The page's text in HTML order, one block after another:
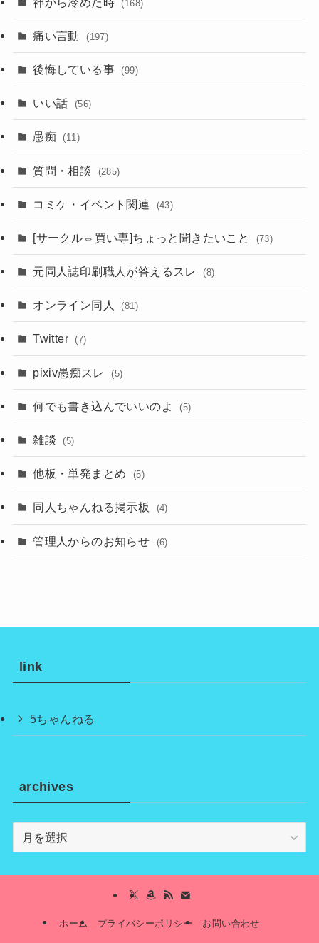
(168)
痛い言動 (197)
後悔している事 (99)
いい話 (56)
愚痴 (11)
質問・相談 (285)
コミケ・イベント関連 (43)
[サークル⇔買い専]ちょっと聞きたいこと (73)
元同人誌印刷職人が答えるスレ (8)
オンライン同人 (81)
Twitter (7)
pixiv愚痴スレ (5)
何でも書き込んでいいのよ (5)
雑談 (5)
他板・単発まとめ (5)
同人ちゃんねる掲示板 (4)
管理人からのお知らせ (6)
link
5ちゃんねる
archives
archives
ホーム プライバシーポリシー お問い合わせ